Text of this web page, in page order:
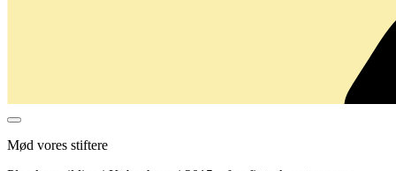
Mød vores stiftere